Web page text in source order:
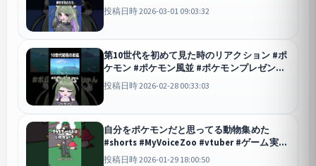
投稿日時 2026-03-01 09:03:32
第10世代を初めて見た時のリアクション #ポ
ケモン #ポケモン風並 #ポケモンプレゼンツ
#反応集 #ポムケン立つな
投稿日時 2026-02-28 00:33:03
自分をポケモンだと思ってる動物集めた
#shorts #MyVoiceZoo #vtuber #ゲーム実況
#ポケパーク #ポケモン
投稿日時 2026-01-29 18:00:50